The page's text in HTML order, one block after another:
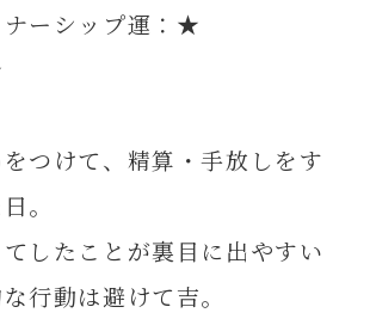
ーシップ運：★
つけて、精算・手放しをす
。
したことが裏目に出やすい
行動は避けて吉。